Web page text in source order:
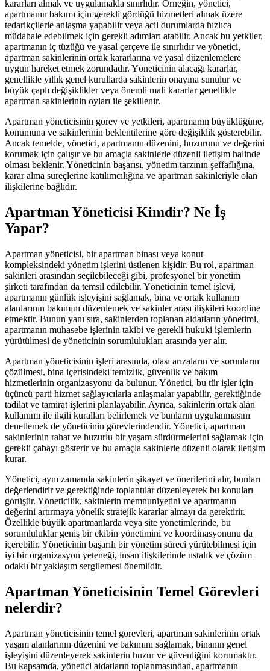
kararları almak ve uygulamakla sınırlıdır. Örneğin, yönetici,
apartmanın bakımı için gerekli gördüğü hizmetleri almak üzere
tedarikçilerle anlaşma yapabilir veya acil durumlarda hızlıca
müdahale edebilmek için gerekli adımları atabilir. Ancak bu yetkiler,
apartmanın iç tüzüğü ve yasal çerçeve ile sınırlıdır ve yönetici,
apartman sakinlerinin ortak kararlarına ve yasal düzenlemelere
uygun hareket etmek zorundadır. Yöneticinin alacağı kararlar,
genellikle yıllık genel kurullarda sakinlerin onayına sunulur ve
büyük çaplı değişiklikler veya önemli mali kararlar genellikle
apartman sakinlerinin oyları ile şekillenir.
Apartman yöneticisinin görev ve yetkileri, apartmanın büyüklüğüne,
konumuna ve sakinlerinin beklentilerine göre değişiklik gösterebilir.
Ancak temelde, yönetici, apartmanın düzenini, huzurunu ve değerini
korumak için çalışır ve bu amaçla sakinlerle düzenli iletişim halinde
olması beklenir. Yöneticinin başarısı, yönetim tarzının şeffaflığına,
karar alma süreçlerine katılımcılığına ve apartman sakinleriyle olan
ilişkilerine bağlıdır.
Apartman Yöneticisi Kimdir? Ne İş
Yapar?
Apartman yöneticisi, bir apartman binası veya konut
kompleksindeki yönetim işlerini üstlenen kişidir. Bu rol, apartman
sakinleri arasından seçilebileceği gibi, profesyonel bir yönetim
şirketi tarafından da temsil edilebilir. Yöneticinin temel işlevi,
apartmanın günlük işleyişini sağlamak, bina ve ortak kullanım
alanlarının bakımını düzenlemek ve sakinler arası ilişkileri koordine
etmektir. Bunun yanı sıra, sakinlerden toplanan aidatların yönetimi,
apartmanın muhasebe işlerinin takibi ve gerekli hukuki işlemlerin
yürütülmesi de yöneticinin sorumlulukları arasında yer alır.
Apartman yöneticisinin işleri arasında, olası arızaların ve sorunların
çözülmesi, bina içerisindeki temizlik, güvenlik ve bakım
hizmetlerinin organizasyonu da bulunur. Yönetici, bu tür işler için
üçüncü parti hizmet sağlayıcılarla anlaşmalar yapabilir, gerektiğinde
tadilat ve tamirat işlerini planlayabilir. Ayrıca, sakinlerin ortak alan
kullanımı ile ilgili kuralları belirlemek ve bunların uygulanmasını
denetlemek de yöneticinin görevlerindendir. Yönetici, apartman
sakinlerinin rahat ve huzurlu bir yaşam sürdürmelerini sağlamak için
gerekli çabayı gösterir ve bu amaçla sakinlerle düzenli olarak iletişim
kurar.
Yönetici, aynı zamanda sakinlerin şikayet ve önerilerini alır, bunları
değerlendirir ve gerektiğinde toplantılar düzenleyerek bu konuları
görüşür. Yöneticilik, sakinlerin memnuniyetini ve apartmanın
değerini artırmaya yönelik stratejik kararlar almayı da gerektirir.
Özellikle büyük apartmanlarda veya site yönetimlerinde, bu
sorumluluklar geniş bir ekibin yönetimini ve koordinasyonunu da
içerebilir. Yöneticinin başarılı bir yönetim süreci yürütebilmesi için
iyi bir organizasyon yeteneği, insan ilişkilerinde ustalık ve çözüm
odaklı bir yaklaşım sergilemesi önemlidir.
Apartman Yöneticisinin Temel Görevleri
nelerdir?
Apartman yöneticisinin temel görevleri, apartman sakinlerinin ortak
yaşam alanlarının düzenini ve bakımını sağlamak, binanın genel
işleyişini düzenleyerek sakinlerin huzur ve güvenliğini korumaktır.
Bu kapsamda, yönetici aidatların toplanmasından, apartmanın